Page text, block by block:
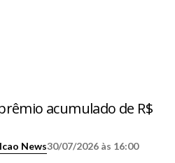
acumulado de R$
News30/07/2026 às 16:00